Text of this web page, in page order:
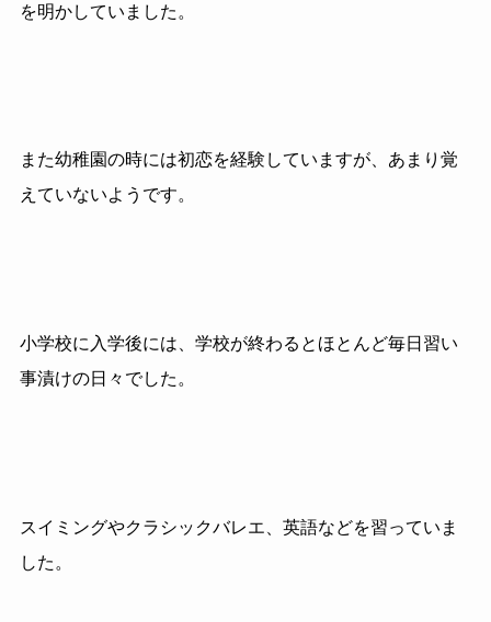
を明かしていました。
また幼稚園の時には初恋を経験していますが、あまり覚
えていないようです。
小学校に入学後には、学校が終わるとほとんど毎日習い
事漬けの日々でした。
スイミングやクラシックバレエ、英語などを習っていま
した。